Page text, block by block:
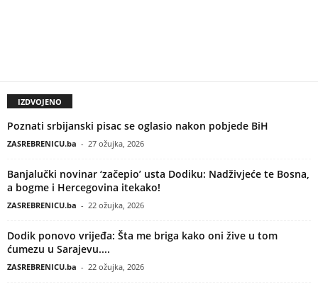
IZDVOJENO
Poznati srbijanski pisac se oglasio nakon pobjede BiH
ZASREBRENICU.ba - 27 ožujka, 2026
Banjalučki novinar ‘začepio’ usta Dodiku: Nadživjeće te Bosna,
a bogme i Hercegovina itekako!
ZASREBRENICU.ba - 22 ožujka, 2026
Dodik ponovo vrijeđa: Šta me briga kako oni žive u tom
ćumezu u Sarajevu....
ZASREBRENICU.ba - 22 ožujka, 2026